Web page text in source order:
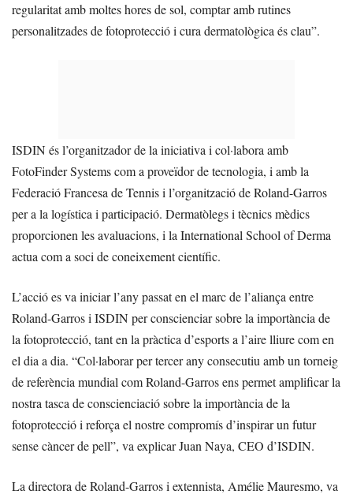
regularitat amb moltes hores de sol, comptar amb rutines
personalitzades de fotoprotecció i cura dermatològica és clau”.
ISDIN és l’organitzador de la iniciativa i col·labora amb
FotoFinder Systems com a proveïdor de tecnologia, i amb la
Federació Francesa de Tennis i l’organització de Roland-Garros
per a la logística i participació. Dermatòlegs i tècnics mèdics
proporcionen les avaluacions, i la International School of Derma
actua com a soci de coneixement científic.
L’acció es va iniciar l’any passat en el marc de l’aliança entre
Roland-Garros i ISDIN per conscienciar sobre la importància de
la fotoprotecció, tant en la pràctica d’esports a l’aire lliure com en
el dia a dia. “Col·laborar per tercer any consecutiu amb un torneig
de referència mundial com Roland-Garros ens permet amplificar la
nostra tasca de conscienciació sobre la importància de la
fotoprotecció i reforça el nostre compromís d’inspirar un futur
sense càncer de pell”, va explicar Juan Naya, CEO d’ISDIN.
La directora de Roland-Garros i extennista, Amélie Mauresmo, va